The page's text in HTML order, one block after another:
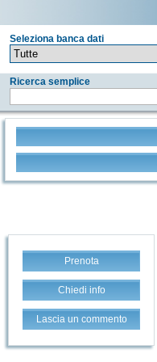
Seleziona banca dati
Ricerca semplice
Prenota
Chiedi info
Lascia un commento